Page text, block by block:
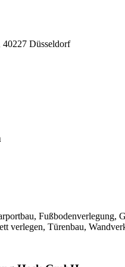
Düsseldorf
Fußbodenverlegung,
verlegen, Türenbau,